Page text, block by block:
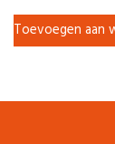
Toevoegen aan